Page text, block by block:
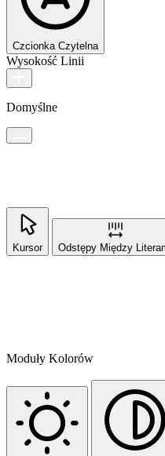
Czcionka Czytelna
Wysokość Linii
Domyślne
Kursor Odstępy Między
Moduły Kolorów